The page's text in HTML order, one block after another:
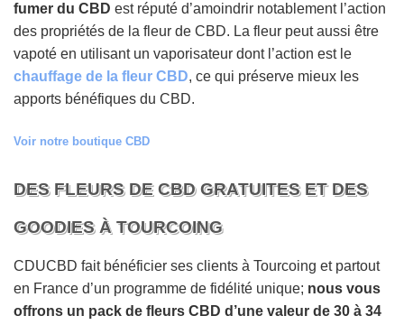
fumer du CBD est réputé d’amoindrir notablement l’action
des propriétés de la fleur de CBD. La fleur peut aussi être
vapoté en utilisant un vaporisateur dont l’action est le
chauffage de la fleur CBD, ce qui préserve mieux les
apports bénéfiques du CBD.
Voir notre boutique CBD
DES FLEURS DE CBD GRATUITES ET DES
GOODIES À TOURCOING
CDUCBD fait bénéficier ses clients à Tourcoing et partout
en France d’un programme de fidélité unique; nous vous
offrons un pack de fleurs CBD d’une valeur de 30 à 34